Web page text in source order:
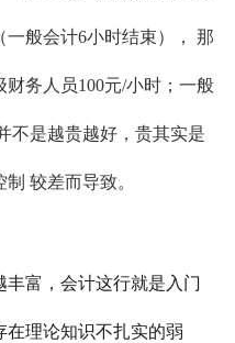
一般会计6小时结束）， 那
务人员100元/小时；一般
不是越贵越好，贵其实是
较差而导致。
富，会计这行就是入门
在理论知识不扎实的弱